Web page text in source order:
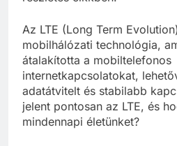
Az LTE (Long Term
mobilhálózati technológia,
átalakította a mobiltelefonos
internetkapcsolatokat,
adatátvitelt és stabilabb
jelent pontosan az LTE, és
mindennapi életünket?